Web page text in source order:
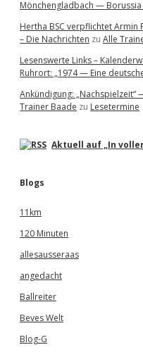
Mönchengladbach —
Hertha BSC verpflichtet Armin
– Die Nachrichten zu Alle
Lesenswerte Links –
Ruhrort: „1974 — Eine
Ankündigung: „Nachspielzeit“
Trainer Baade zu Lesetermine
Aktuell auf „In
Blogs
11km
120 Minuten
allesausseraas
angedacht
Ballreiter
Beves Welt
Blog-G